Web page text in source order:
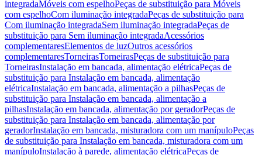
integradaMóveis com espelhoPeças de substituição para Móveis
com espelhoCom iluminação integradaPeças de substituição para
Com iluminação integradaSem iluminação integradaPeças de
substituição para Sem iluminação integradaAcessórios
complementaresElementos de luzOutros acessórios
complementaresTorneirasTorneirasPeças de substituição para
TorneirasInstalação em bancada, alimentação elétricaPeças de
substituição para Instalação em bancada, alimentação
elétricaInstalação em bancada, alimentação a pilhasPeças de
substituição para Instalação em bancada, alimentação a
pilhasInstalação em bancada, alimentação por geradorPeças de
substituição para Instalação em bancada, alimentação por
geradorInstalação em bancada, misturadora com um manípuloPeças
de substituição para Instalação em bancada, misturadora com um
manípuloInstalação à parede, alimentação elétricaPeças de